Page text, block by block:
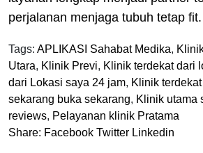
perjalanan menjaga tubuh tetap fit.
Tags: APLIKASI Sahabat Medika,
Utara, Klinik Previ, Klinik terdekat dari
dari Lokasi saya 24 jam, Klinik
sekarang buka sekarang, Klinik utama
reviews, Pelayanan klinik Pratama
Share: Facebook Twitter Linkedin